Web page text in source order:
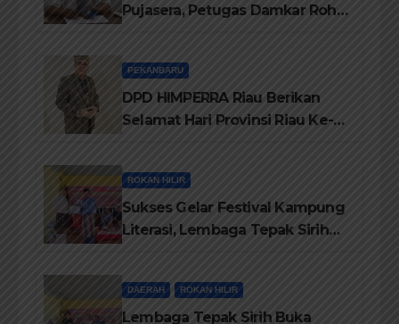
Pujasera, Petugas Damkar Rohil
PEKANBARU
DPD HIMPERRA Riau Berikan
Selamat Hari Provinsi Riau Ke-
ROKAN HILIR
Sukses Gelar Festival Kampung
Literasi, Lembaga Tepak Sirih
DAERAH ROKAN HILIR
Lembaga Tepak Sirih Buka